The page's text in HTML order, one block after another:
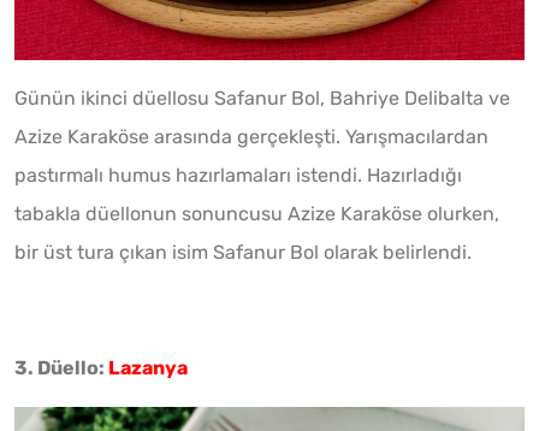
Günün ikinci düellosu Safanur Bol, Bahriye Delibalta ve
Azize Karaköse arasında gerçekleşti. Yarışmacılardan
pastırmalı humus hazırlamaları istendi. Hazırladığı
tabakla düellonun sonuncusu Azize Karaköse olurken,
bir üst tura çıkan isim Safanur Bol olarak belirlendi.
3. Düello: Lazanya